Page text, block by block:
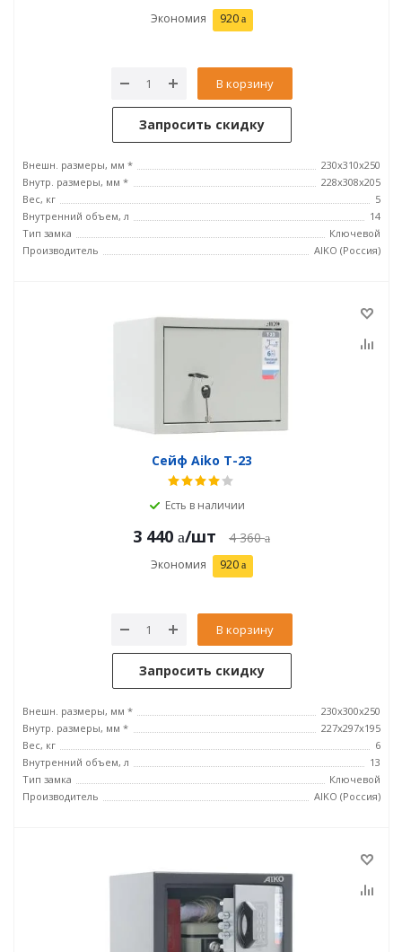
Экономия 920
В корзину
Запросить скидку
Внешн. размеры, мм *
230x310x250
Внутр. размеры, мм *
228x308x205
Вес, кг
5
Внутренний объем, л
14
Тип замка
Ключевой
Производитель
AIKO (Россия)
Сейф Aiko T-23
Есть в наличии
3 440 /шт 4 360
Экономия 920
В корзину
Запросить скидку
Внешн. размеры, мм *
230x300x250
Внутр. размеры, мм *
227x297x195
Вес, кг
6
Внутренний объем, л
13
Тип замка
Ключевой
Производитель
AIKO (Россия)